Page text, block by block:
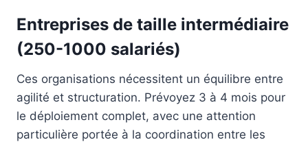
Entreprises de taille intermédiaire
(250-1000 salariés)
Ces organisations nécessitent un équilibre entre
agilité et structuration. Prévoyez 3 à 4 mois pour
le déploiement complet, avec une attention
particulière portée à la coordination entre les